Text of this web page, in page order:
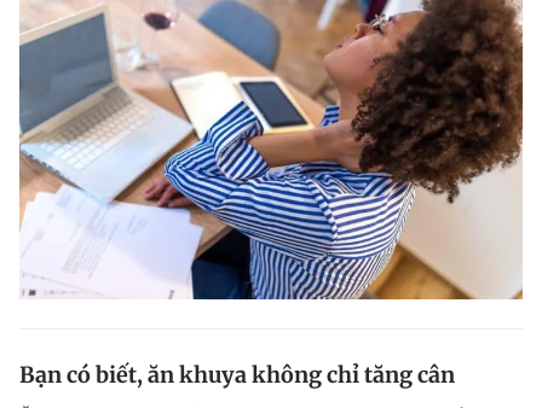
Bạn có biết, ăn khuya không chỉ tăng cân